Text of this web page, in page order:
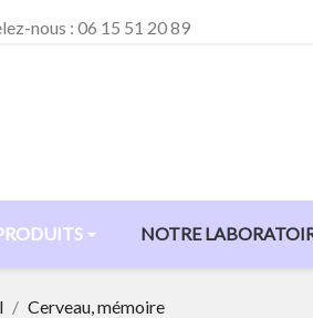
nous : 06 15 51 20 89
NOTRE
Cerveau, mémoire